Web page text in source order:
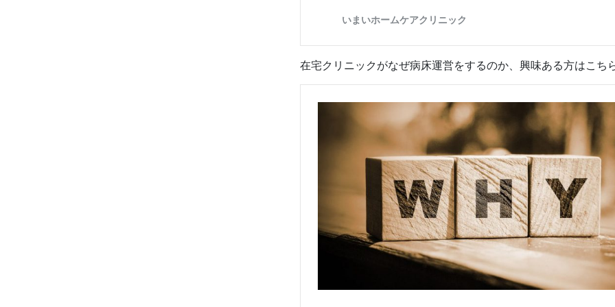
在宅クリニックがなぜ病床運営をするのか、興味ある方はこち